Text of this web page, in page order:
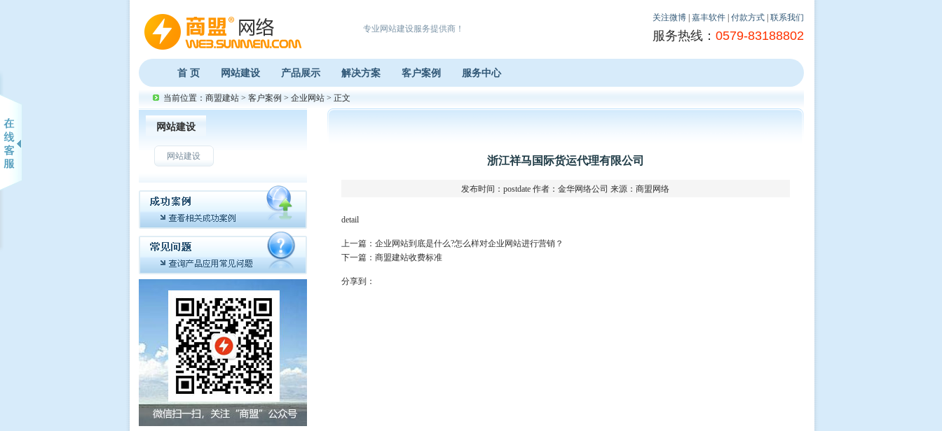
专业网站建设服务提供商！
关注微博| 嘉丰软件| 付款方式| 联系我们
服务热线： 0579-83188802
首 页 网站建设 产品展示 解决方案 客户案例 服务中心
当前位置： 商盟建站> 客户案例 > 企业网站> 正文
浙江祥马国际货运代理有限公司
发布时间：postdate 作者：金华网络公司 来源：商盟网络
detail
上一篇： 企业网站到底是什么?怎么样对企业网站进行营销？
下一篇： 商盟建站收费标准
分享到：
网站建设
网站建设